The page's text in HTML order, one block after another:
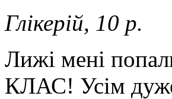
Глікерій, 10 р.
Лижі мені
КЛАС! Усім